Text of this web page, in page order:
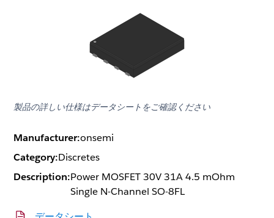
製品の詳しい仕様はデータシートをご確認ください
Manufacturer:onsemi
Category:Discretes
Description:Power MOSFET 30V 31A 4.5 mOhm
Single N-Channel SO-8FL